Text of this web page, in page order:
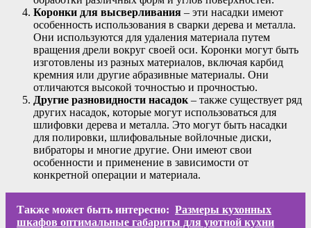
Коронки для высверливания – эти насадки имеют
особенность использования в сварки дерева и металла.
Они используются для удаления материала путем
вращения дрели вокруг своей оси. Коронки могут быть
изготовлены из разных материалов, включая карбид
кремния или другие абразивные материалы. Они
отличаются высокой точностью и прочностью.
Другие разновидности насадок – также существует ряд
других насадок, которые могут использоваться для
шлифовки дерева и металла. Это могут быть насадки
для полировки, шлифовальные войлочные диски,
вибраторы и многие другие. Они имеют свои
особенности и применение в зависимости от
конкретной операции и материала.
Также может быть интересно: Размеры кухонных
шкафов оптимальные габариты для уютной кухни